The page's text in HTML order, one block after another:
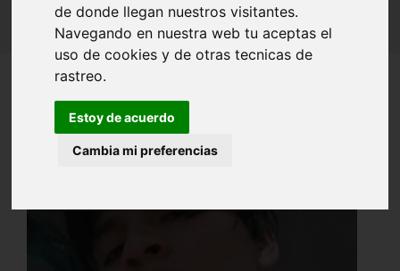
de donde llegan nuestros visitantes.
Navegando en nuestra web tu aceptas el
uso de cookies y de otras tecnicas de
rastreo.
Estoy de acuerdo
Cambia mi preferencias